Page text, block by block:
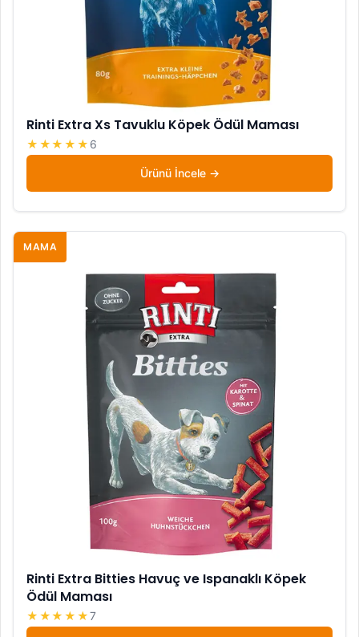
Rinti Extra Xs Tavuklu Köpek Ödül Maması
★★★★★ 6
Ürünü İncele
MAMA
Rinti Extra Bitties Havuç ve Ispanaklı Köpek
Ödül Maması
★★★★★7